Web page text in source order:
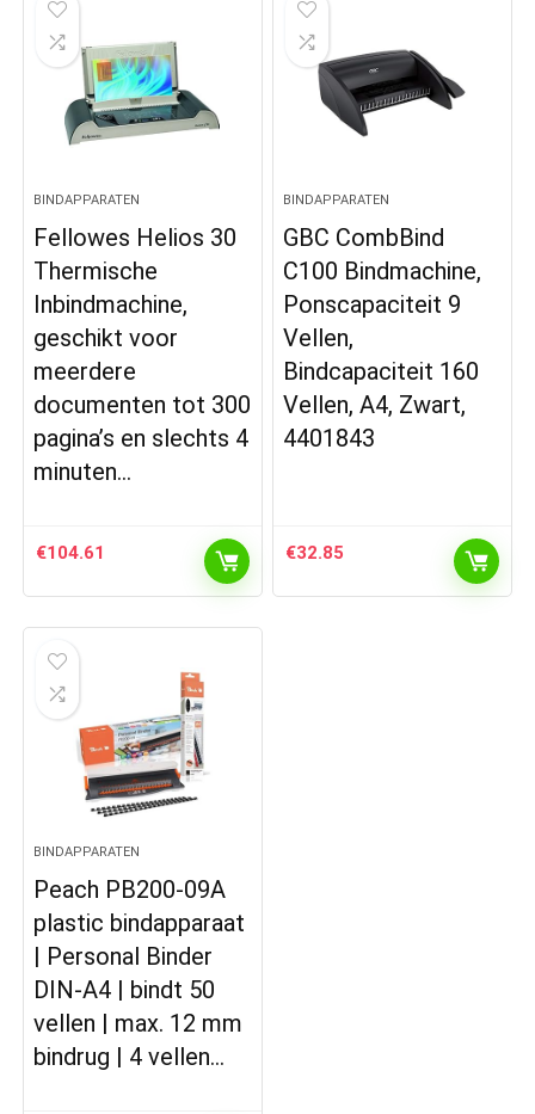
BINDAPPARATEN
Fellowes Helios 30
Thermische
Inbindmachine,
geschikt voor
meerdere
documenten tot 300
pagina’s en slechts 4
minuten…
€104.61
BINDAPPARATEN
GBC CombBind
C100 Bindmachine,
Ponscapaciteit 9
Vellen,
Bindcapaciteit 160
Vellen, A4, Zwart,
4401843
€32.85
BINDAPPARATEN
Peach PB200-09A
plastic bindapparaat
| Personal Binder
DIN-A4 | bindt 50
vellen | max. 12 mm
bindrug | 4 vellen…